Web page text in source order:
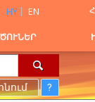
HY EN
?